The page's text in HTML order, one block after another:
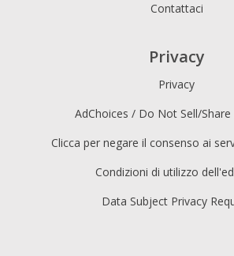
Contattaci
Privacy
Privacy
AdChoices / Do Not Sell/
Clicca per negare il consenso ai
Condizioni di utilizzo
Data Subject Privacy